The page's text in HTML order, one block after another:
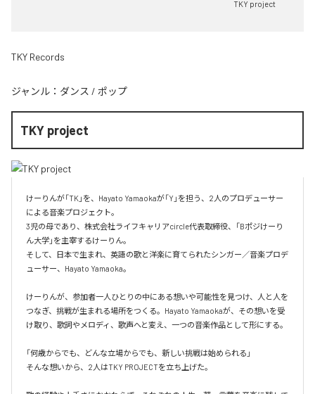
TKY project
TKY Records
ジャンル： ダンス / ポップ
TKY project
けーりんが「TK」を、Hayato Yamaokaが「Y」を担う、2人のプロデューサー
による音楽プロジェクト。
3児の母であり、株式会社ライフキャリアcircle代表取締役、「Bポジけーり
ん大学」を主宰するけーりん。
そして、日本で生まれ、英語の歌と洋楽に育てられたシンガー／音楽プロデ
ューサー、Hayato Yamaoka。
けーりんが、参加者一人ひとりの中にある想いや可能性を見つけ、人と人を
つなぎ、挑戦が生まれる場所をつくる。Hayato Yamaokaが、その想いを受
け取り、歌詞やメロディ、歌声へと変え、一つの音楽作品として形にする。
「何歳からでも、どんな立場からでも、新しい挑戦は始められる」
そんな想いから、2人はTKY PROJECTを立ち上げた。